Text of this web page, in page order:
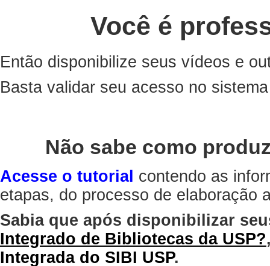
Você é
Então disponibilize seus vídeos e
Basta validar seu acesso no
Não sabe como
Acesse o tutorial contendo as
etapas, do processo de elaboração
Sabia que após disponibilizar
Integrado de Bibliotecas da USP?
Integrada do SIBI USP.